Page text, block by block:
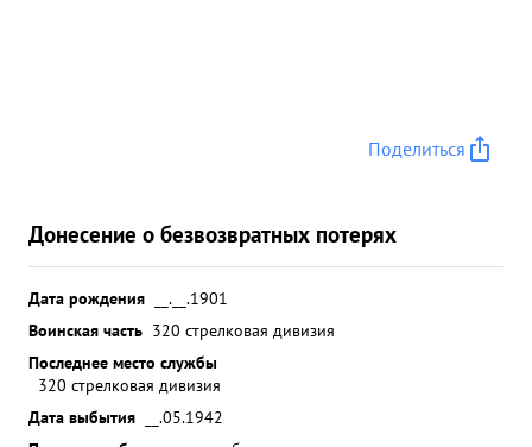
Поделиться
Донесение о безвозвратных потерях
Дата рождения
__.__.1901
Воинская часть 320 стрелковая дивизия
Последнее место службы
320 стрелковая дивизия
Дата выбытия
__.05.1942